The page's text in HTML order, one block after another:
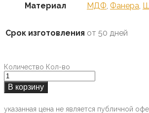
Материал МДФ Фанера
Срок изготовления от 50 дней
Количество Кол-во
В корзину
указанная цена не является публичной